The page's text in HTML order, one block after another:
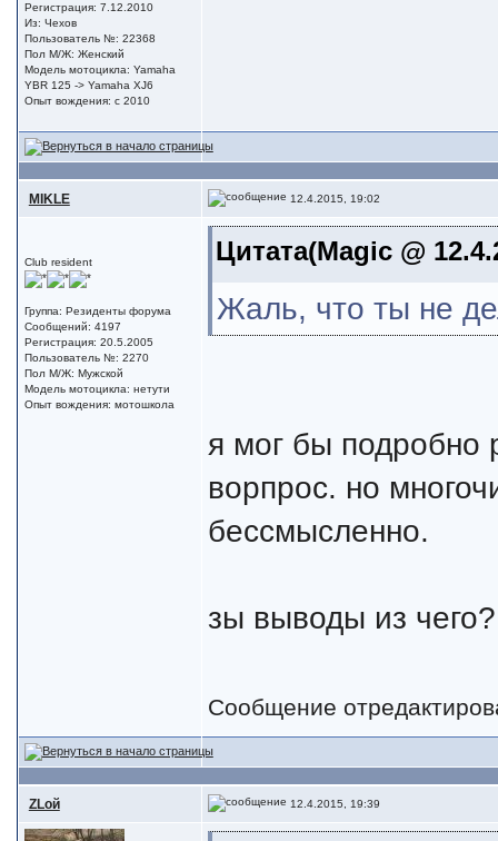
Регистрация: 7.12.2010
Из: Чехов
Пользователь №: 22368
Пол М/Ж: Женский
Модель мотоцикла: Yamaha
YBR 125 -> Yamaha XJ6
Опыт вождения: с 2010
MIKLE 12.4.2015, 19:02
Club resident
Группа: Резиденты форума
Сообщений: 4197
Регистрация: 20.5.2005
Пользователь №: 2270
Пол М/Ж: Мужской
Модель мотоцикла: нетути
Опыт вождения: мотошкола
Цитата(Magic @
Жаль, что ты не
я мог бы подробно
ворпрос. но
бессмысленно.
зы выводы из
Сообщение
ZLой 12.4.2015, 19:39